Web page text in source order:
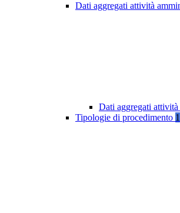
Dati aggregati attività
Dati aggregati
Tipologie di procedimento 1